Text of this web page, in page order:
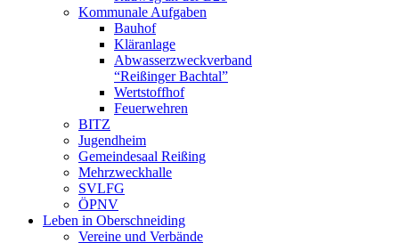
Kommunale Aufgaben
Bauhof
Kläranlage
Abwasserzweckverband
“Reißinger Bachtal”
Wertstoffhof
Feuerwehren
BITZ
Jugendheim
Gemeindesaal Reißing
Mehrzweckhalle
SVLFG
ÖPNV
Leben in Oberschneiding
Vereine und Verbände